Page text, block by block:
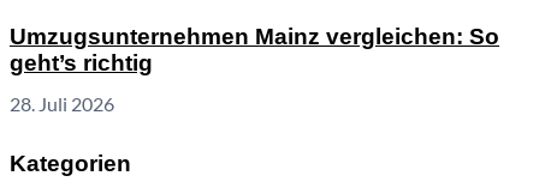
Umzugsunternehmen Mainz vergleichen: So
geht’s richtig
28. Juli 2026
Kategorien